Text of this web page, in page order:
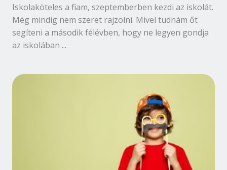
Iskolaköteles a fiam, szeptemberben kezdi az iskolát.
Még mindig nem szeret rajzolni. Mivel tudnám őt
segíteni a második félévben, hogy ne legyen gondja
az iskolában ...